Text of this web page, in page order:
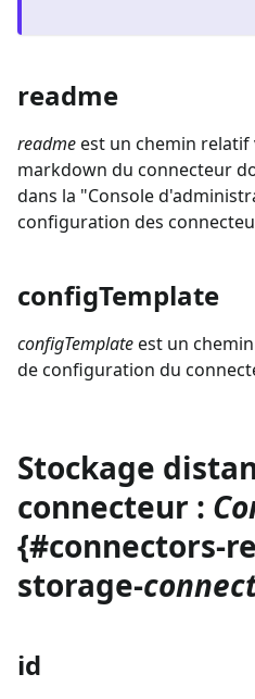
readme
readmeest un chemin relatif
markdown du connecteur
dans la "Console
configuration des
configTemplate
configTemplateest un
de configuration du
Stockage
connecteur :
{#connectors-
storage-
id